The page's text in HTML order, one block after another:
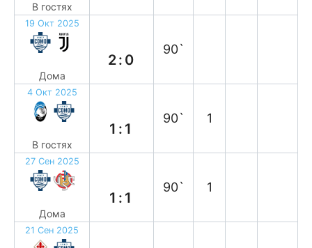
В гостях
19 Окт 2025
Дома
2:0
90`
4 Окт 2025
В гостях
1:1
90` 1
27 Сен 2025
Дома
1:1
90` 1
21 Сен 2025